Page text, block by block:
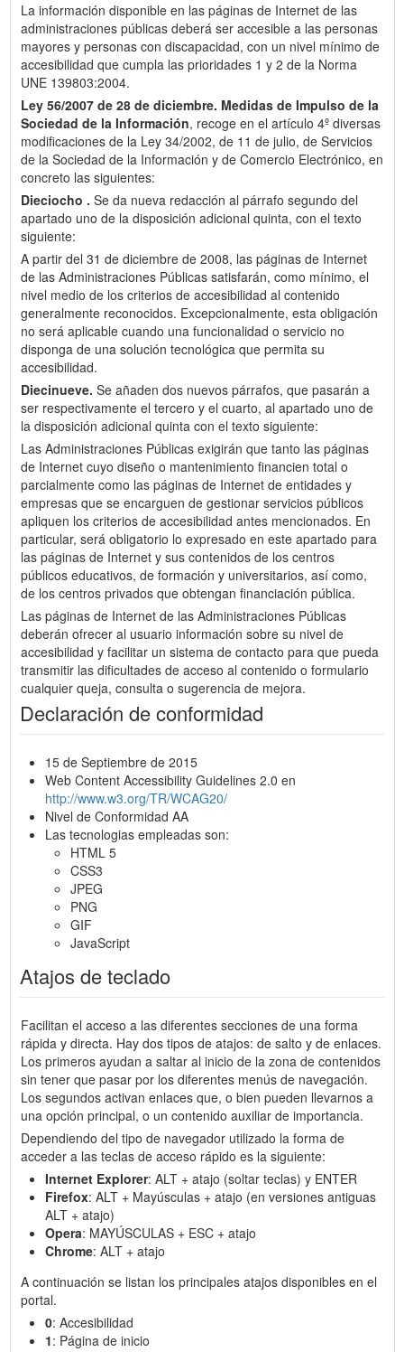
La información disponible en las páginas de Internet de las
administraciones públicas deberá ser accesible a las personas
mayores y personas con discapacidad, con un nivel mínimo de
accesibilidad que cumpla las prioridades 1 y 2 de la Norma
UNE 139803:2004.
Ley 56/2007 de 28 de diciembre. Medidas de Impulso de la
Sociedad de la Información, recoge en el artículo 4º diversas
modificaciones de la Ley 34/2002, de 11 de julio, de Servicios
de la Sociedad de la Información y de Comercio Electrónico, en
concreto las siguientes:
Dieciocho . Se da nueva redacción al párrafo segundo del
apartado uno de la disposición adicional quinta, con el texto
siguiente:
A partir del 31 de diciembre de 2008, las páginas de Internet
de las Administraciones Públicas satisfarán, como mínimo, el
nivel medio de los criterios de accesibilidad al contenido
generalmente reconocidos. Excepcionalmente, esta obligación
no será aplicable cuando una funcionalidad o servicio no
disponga de una solución tecnológica que permita su
accesibilidad.
Diecinueve. Se añaden dos nuevos párrafos, que pasarán a
ser respectivamente el tercero y el cuarto, al apartado uno de
la disposición adicional quinta con el texto siguiente:
Las Administraciones Públicas exigirán que tanto las páginas
de Internet cuyo diseño o mantenimiento financien total o
parcialmente como las páginas de Internet de entidades y
empresas que se encarguen de gestionar servicios públicos
apliquen los criterios de accesibilidad antes mencionados. En
particular, será obligatorio lo expresado en este apartado para
las páginas de Internet y sus contenidos de los centros
públicos educativos, de formación y universitarios, así como,
de los centros privados que obtengan financiación pública.
Las páginas de Internet de las Administraciones Públicas
deberán ofrecer al usuario información sobre su nivel de
accesibilidad y facilitar un sistema de contacto para que pueda
transmitir las dificultades de acceso al contenido o formulario
cualquier queja, consulta o sugerencia de mejora.
Declaración de conformidad
15 de Septiembre de 2015
Web Content Accessibility Guidelines 2.0 en
http://www.w3.org/TR/WCAG20/
Nivel de Conformidad AA
Las tecnologias empleadas son:
HTML 5
CSS3
JPEG
PNG
GIF
JavaScript
Atajos de teclado
Facilitan el acceso a las diferentes secciones de una forma
rápida y directa. Hay dos tipos de atajos: de salto y de enlaces.
Los primeros ayudan a saltar al inicio de la zona de contenidos
sin tener que pasar por los diferentes menús de navegación.
Los segundos activan enlaces que, o bien pueden llevarnos a
una opción principal, o un contenido auxiliar de importancia.
Dependiendo del tipo de navegador utilizado la forma de
acceder a las teclas de acceso rápido es la siguiente:
Internet Explorer: ALT + atajo (soltar teclas) y ENTER
Firefox: ALT + Mayúsculas + atajo (en versiones antiguas
ALT + atajo)
Opera: MAYÚSCULAS + ESC + atajo
Chrome: ALT + atajo
A continuación se listan los principales atajos disponibles en el
portal.
0: Accesibilidad
1: Página de inicio